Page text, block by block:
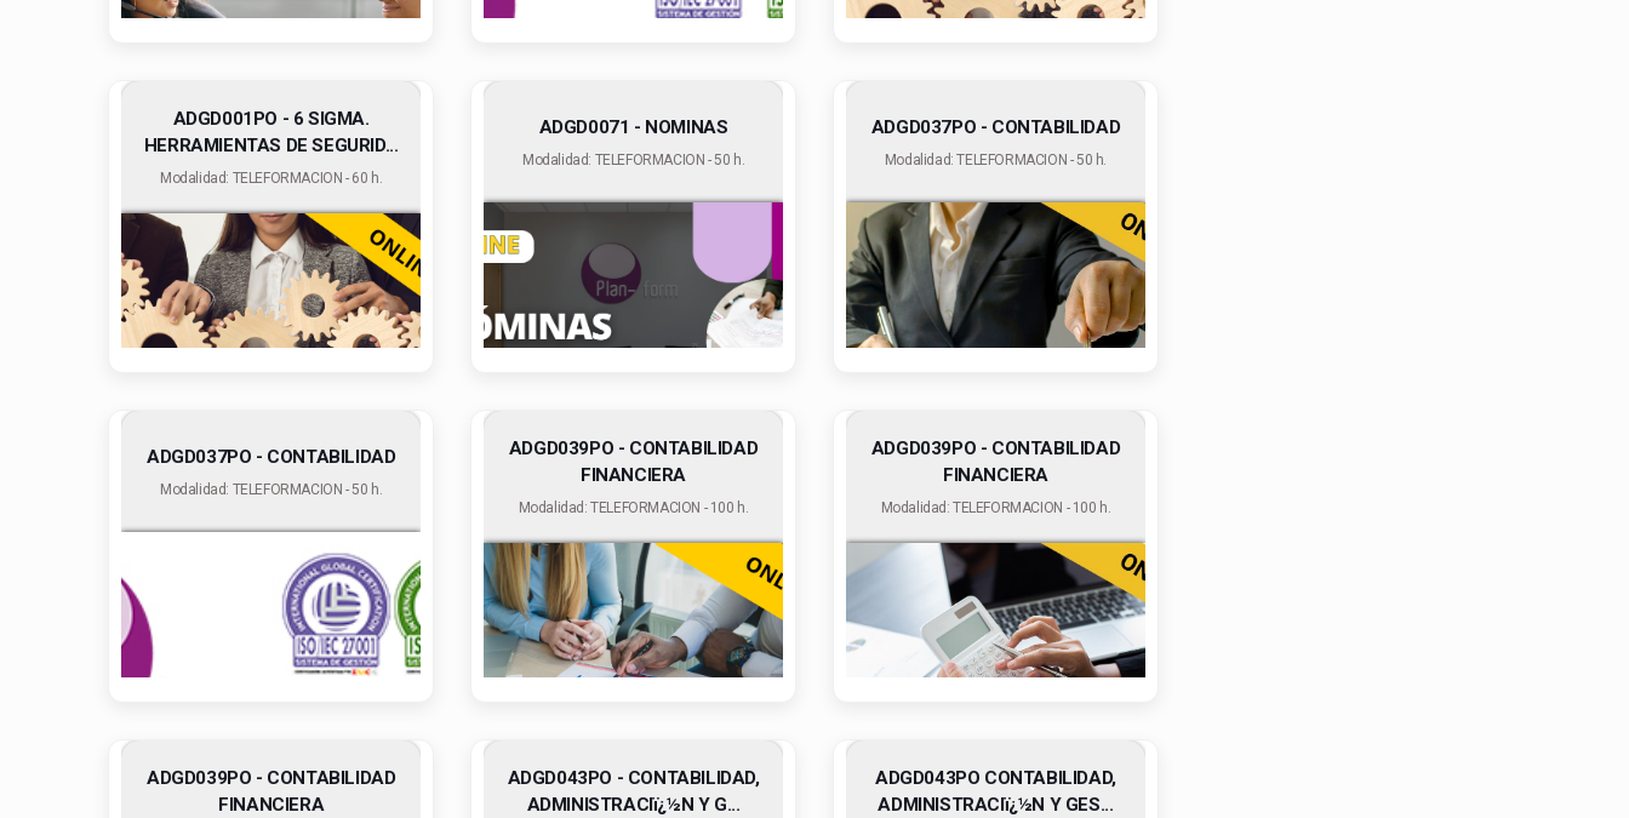
ADGD001PO - 6 SIGMA.
HERRAMIENTAS DE SEGURID...
Modalidad: TELEFORMACION - 60 h.
ADGD0071 - NOMINAS
Modalidad: TELEFORMACION - 50 h.
ADGD037PO - CONTABILIDAD
Modalidad: TELEFORMACION - 50 h.
ADGD037PO - CONTABILIDAD
Modalidad: TELEFORMACION - 50 h.
ADGD039PO - CONTABILIDAD
FINANCIERA
Modalidad: TELEFORMACION - 100 h.
ADGD039PO - CONTABILIDAD
FINANCIERA
Modalidad: TELEFORMACION - 100 h.
ADGD039PO - CONTABILIDAD
FINANCIERA
ADGD043PO - CONTABILIDAD,
ADMINISTRACIï¿½N Y G...
ADGD043PO CONTABILIDAD,
ADMINISTRACIï¿½N Y GES...